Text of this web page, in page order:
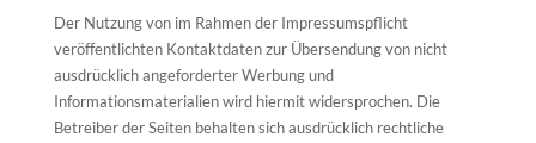
Der Nutzung von im Rahmen der Impressumspflicht
veröffentlichten Kontaktdaten zur Übersendung von nicht
ausdrücklich angeforderter Werbung und
Informationsmaterialien wird hiermit widersprochen. Die
Betreiber der Seiten behalten sich ausdrücklich rechtliche